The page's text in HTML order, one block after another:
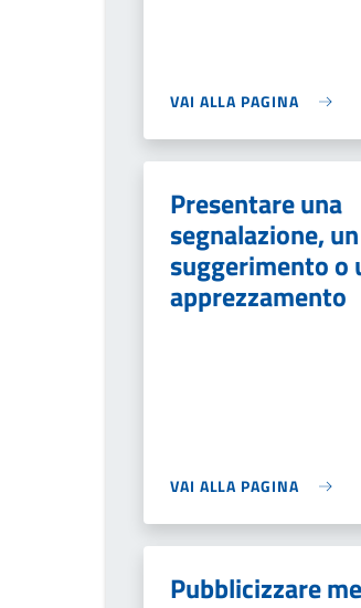
VAI ALLA PAGINA
Presentare una
segnalazione,
suggerimento o
apprezzamento
VAI ALLA PAGINA
Pubblicizzare